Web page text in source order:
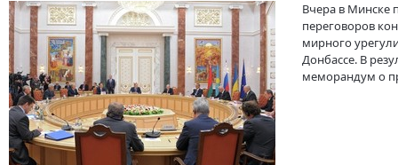
Вчера в Минске
переговоров
мирного
Донбассе. В
меморандум о